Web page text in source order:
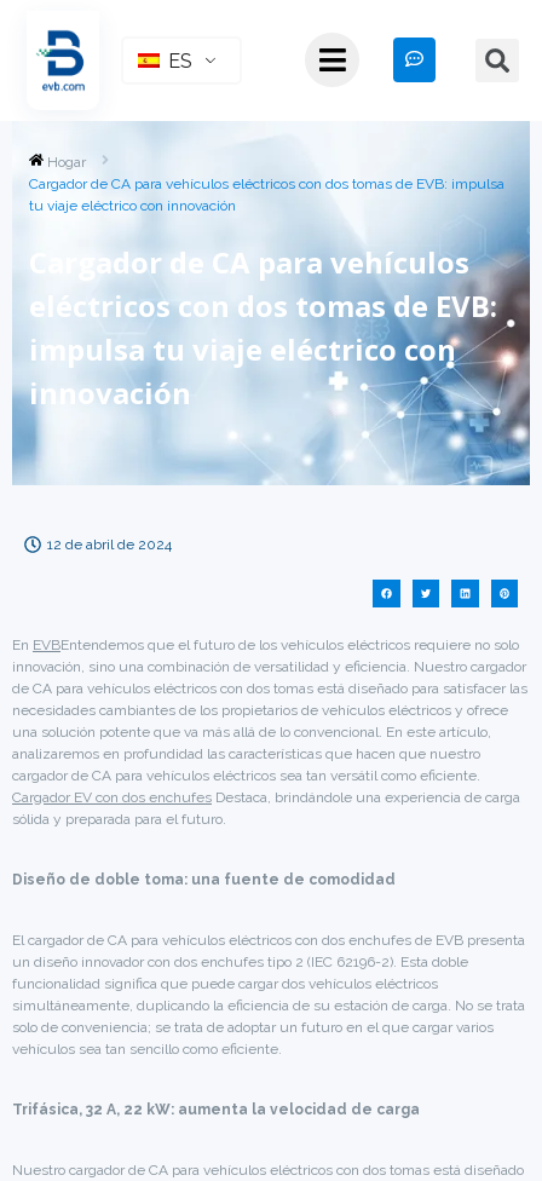
ES
Hogar
Cargador de CA para vehículos eléctricos con dos tomas de EVB: impulsa
tu viaje eléctrico con innovación
Cargador de CA para vehículos
eléctricos con dos tomas de EVB:
impulsa tu viaje eléctrico con
innovación
12 de abril de 2024
En EVBEntendemos que el futuro de los vehículos eléctricos requiere no solo
innovación, sino una combinación de versatilidad y eficiencia. Nuestro cargador
de CA para vehículos eléctricos con dos tomas está diseñado para satisfacer las
necesidades cambiantes de los propietarios de vehículos eléctricos y ofrece
una solución potente que va más allá de lo convencional. En este artículo,
analizaremos en profundidad las características que hacen que nuestro
cargador de CA para vehículos eléctricos sea tan versátil como eficiente.
Cargador EV con dos enchufes Destaca, brindándole una experiencia de carga
sólida y preparada para el futuro.
Diseño de doble toma: una fuente de comodidad
El cargador de CA para vehículos eléctricos con dos enchufes de EVB presenta
un diseño innovador con dos enchufes tipo 2 (IEC 62196-2). Esta doble
funcionalidad significa que puede cargar dos vehículos eléctricos
simultáneamente, duplicando la eficiencia de su estación de carga. No se trata
solo de conveniencia; se trata de adoptar un futuro en el que cargar varios
vehículos sea tan sencillo como eficiente.
Trifásica, 32 A, 22 kW: aumenta la velocidad de carga
Nuestro cargador de CA para vehículos eléctricos con dos tomas está diseñado